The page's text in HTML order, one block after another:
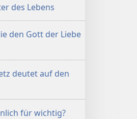
des Lebens
den Gott der Liebe
deutet auf den
für wichtig?